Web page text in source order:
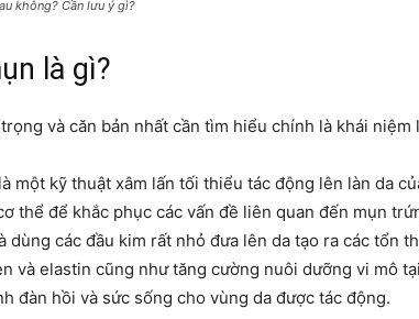
không? Cần lưu ý gì?
là gì?
và căn bản nhất cần tìm hiểu chính là khái niệm
một kỹ thuật xâm lấn tối thiểu tác động lên làn da
thể để khắc phục các vấn đề liên quan đến mụn
dùng các đầu kim rất nhỏ đưa lên da tạo ra các tổn
và elastin cũng như tăng cường nuôi dưỡng vi mô
đàn hồi và sức sống cho vùng da được tác động.